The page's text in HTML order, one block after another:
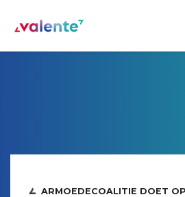
ARMOEDECOALITIE DOET